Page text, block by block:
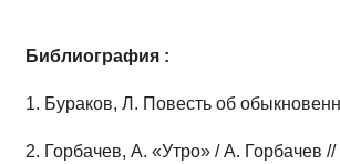
Библиография :
1. Бураков, Л. Повесть об
2. Горбачев, А. «Утро» / А. Горбачев